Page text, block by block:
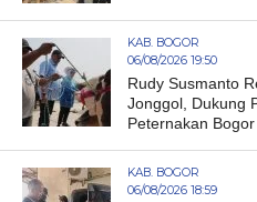
KAB. BOGOR
06/08/2026 19:50
Rudy Susmanto
Jonggol, Dukung
Peternakan
KAB. BOGOR
06/08/2026 18:59